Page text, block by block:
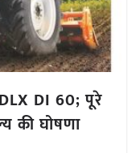
DI 60; पूरे
की घोषणा